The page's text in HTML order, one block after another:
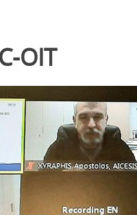
OIT